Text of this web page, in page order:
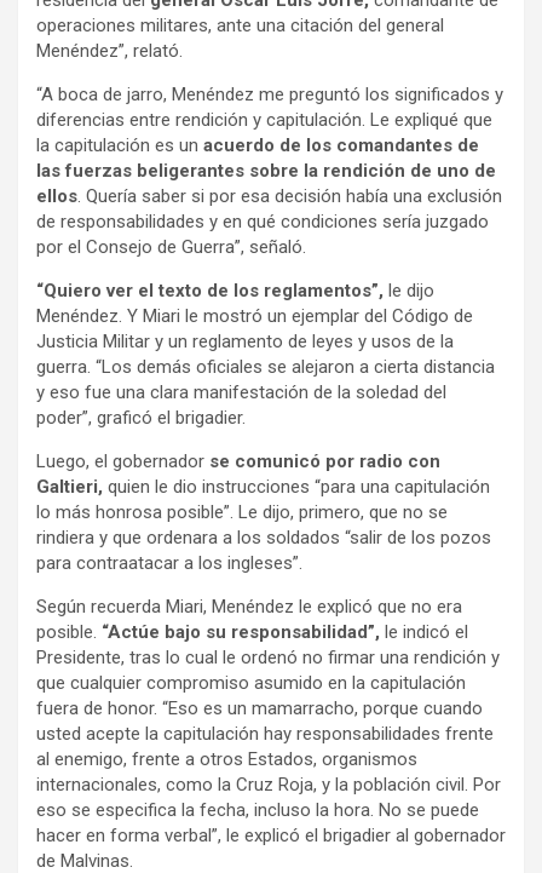
operaciones militares, ante una citación del general
Menéndez”, relató.
“A boca de jarro, Menéndez me preguntó los significados y
diferencias entre rendición y capitulación. Le expliqué que
la capitulación es un acuerdo de los comandantes de
las fuerzas beligerantes sobre la rendición de uno de
ellos. Quería saber si por esa decisión había una exclusión
de responsabilidades y en qué condiciones sería juzgado
por el Consejo de Guerra”, señaló.
“Quiero ver el texto de los reglamentos”, le dijo
Menéndez. Y Miari le mostró un ejemplar del Código de
Justicia Militar y un reglamento de leyes y usos de la
guerra. “Los demás oficiales se alejaron a cierta distancia
y eso fue una clara manifestación de la soledad del
poder”, graficó el brigadier.
Luego, el gobernador se comunicó por radio con
Galtieri, quien le dio instrucciones “para una capitulación
lo más honrosa posible”. Le dijo, primero, que no se
rindiera y que ordenara a los soldados “salir de los pozos
para contraatacar a los ingleses”.
Según recuerda Miari, Menéndez le explicó que no era
posible. “Actúe bajo su responsabilidad”, le indicó el
Presidente, tras lo cual le ordenó no firmar una rendición y
que cualquier compromiso asumido en la capitulación
fuera de honor. “Eso es un mamarracho, porque cuando
usted acepte la capitulación hay responsabilidades frente
al enemigo, frente a otros Estados, organismos
internacionales, como la Cruz Roja, y la población civil. Por
eso se especifica la fecha, incluso la hora. No se puede
hacer en forma verbal”, le explicó el brigadier al gobernador
de Malvinas.